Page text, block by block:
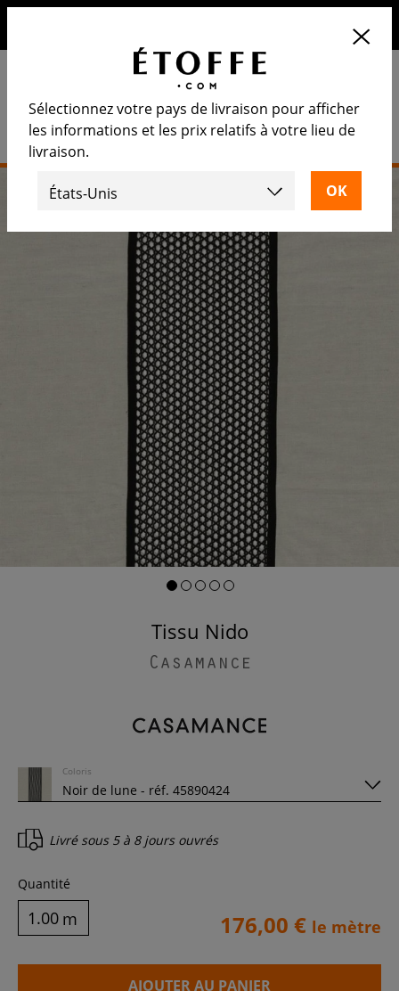
Tissu Nido
Casamance
Coloris
Livré sous 5 à 8 jours ouvrés
Quantité
m 176,00 € le mètre
AJOUTER AU PANIER
Sélectionnez votre pays de livraison pour afficher
les informations et les prix relatifs à votre lieu de
livraison.